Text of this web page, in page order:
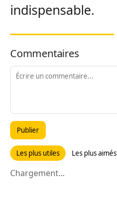
indispensable.
Commentaires
Publier
Les plus utiles Les plus aimés
Chargement...